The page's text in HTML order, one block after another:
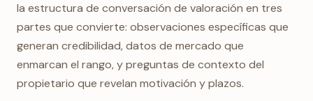
la estructura de conversación de valoración en tres
partes que convierte: observaciones específicas que
generan credibilidad, datos de mercado que
enmarcan el rango, y preguntas de contexto del
propietario que revelan motivación y plazos.